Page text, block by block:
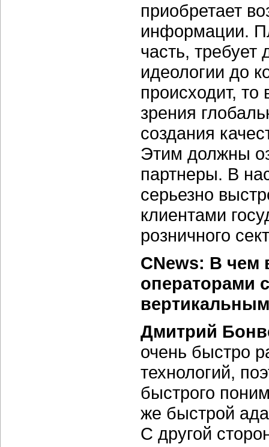
приобретает
информации.
часть, требует
идеологии до
происходит,
зрения
создания
Этим должны
партнеры. В
серьезно
клиентами
розничного
CNews: В чем
операторами
Дмитрий
очень быстро
технологий,
быстрого
же быстрой
С другой